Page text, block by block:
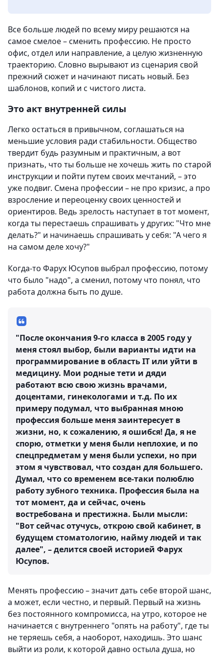
Все больше людей по всему миру решаются на
самое смелое – сменить профессию. Не просто
офис, отдел или направление, а целую жизненную
траекторию. Словно вырывают из сценария свой
прежний сюжет и начинают писать новый. Без
шаблонов, копий и с чистого листа.
Это акт внутренней силы
Легко остаться в привычном, соглашаться на
меньшие условия ради стабильности. Общество
твердит будь разумным и практичным, а вот
признать, что ты больше не хочешь жить по старой
инструкции и пойти путем своих мечтаний, – это
уже подвиг. Смена профессии – не про кризис, а про
взросление и переоценку своих ценностей и
ориентиров. Ведь зрелость наступает в тот момент,
когда ты перестаешь спрашивать у других: "Что мне
делать?" и начинаешь спрашивать у себя: "А чего я
на самом деле хочу?"
Когда-то Фарух Юсупов выбрал профессию, потому
что было "надо", а сменил, потому что понял, что
работа должна быть по душе.
"После окончания 9-го класса в 2005 году у
меня стоял выбор, были варианты идти на
программирование в область IT или уйти в
медицину. Мои родные тети и дяди
работают всю свою жизнь врачами,
доцентами, гинекологами и т.д. По их
примеру подумал, что выбранная мною
профессия больше меня заинтересует в
жизни, но, к сожалению, я ошибся! Да, я не
спорю, отметки у меня были неплохие, и по
спецпредметам у меня были успехи, но при
этом я чувствовал, что создан для большего.
Думал, что со временем все-таки полюблю
работу зубного техника. Профессия была на
тот момент, да и сейчас, очень
востребована и престижна. Были мысли:
"Вот сейчас отучусь, открою свой кабинет, в
будущем стоматологию, найму людей и так
далее", – делится своей историей Фарух
Юсупов.
Менять профессию – значит дать себе второй шанс,
а может, если честно, и первый. Первый на жизнь
без постоянного компромисса, на утро, которое не
начинается с внутреннего "опять на работу", где ты
не теряешь себя, а наоборот, находишь. Это шанс
выйти из роли, к которой давно остыла душа, но